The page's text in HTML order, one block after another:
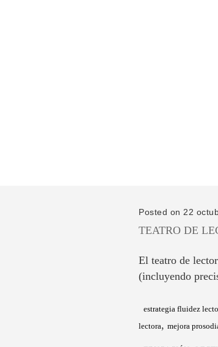
Posted on 22
TEATRO DE
El teatro de
(incluyendo
estrategia fluidez
lectora,mejora